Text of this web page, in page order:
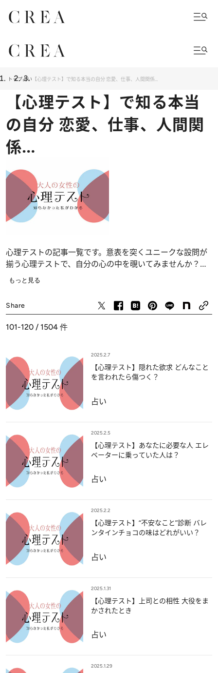
トップ占い 【心理テスト】で知る本当の自分 恋愛、仕事、人間関係…
【心理テスト】で知る本当
の自分 恋愛、仕事、人間関
係…
心理テストの記事一覧です。意表を突くユニークな設問が
揃う心理テストで、自分の心の中を覗いてみませんか？
恋愛、仕事、人間関係の深層心理……、自分でも気づかな
もっと見る
Share
101-120 / 1504 件
2025.2.7
【心理テスト】隠れた欲求 どんなこと
を言われたら傷つく？
占い
2025.2.5
【心理テスト】あなたに必要な人 エレ
ベーターに乗っていた人は？
占い
2025.2.2
【心理テスト】“不安なこと”診断 バレ
ンタインチョコの味はどれがいい？
占い
2025.1.31
【心理テスト】上司との相性 大役をま
かされたとき
占い
2025.1.29